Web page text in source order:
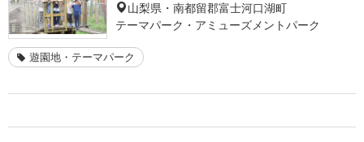
山梨県・南都留郡富士河口湖町
テーマパーク・アミューズメントパーク
遊園地・テーマパーク